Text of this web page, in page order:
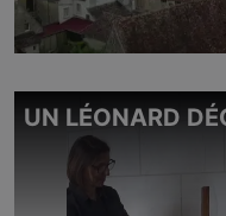
UN LÉONARD